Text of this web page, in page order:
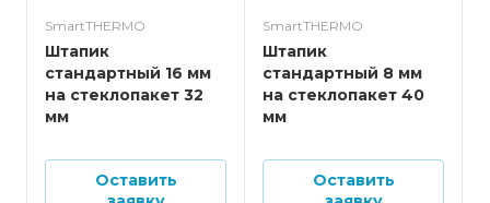
SmartTHERMO
Штапик
стандартный 16 мм
на стеклопакет 32
мм
Оставить
SmartTHERMO
Штапик
стандартный 8 мм
на стеклопакет 40
мм
Оставить